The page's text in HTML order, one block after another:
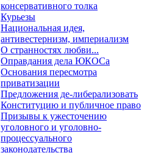
консервативного толка
Курьезы
Национальная идея,
антивестернизм, империализм
О странностях любви...
Оправдания дела ЮКОСа
Основания пересмотра
приватизации
Предложения де-либерализовать
Конституцию и публичное право
Призывы к ужесточению
уголовного и уголовно-
процессуального
законодательства